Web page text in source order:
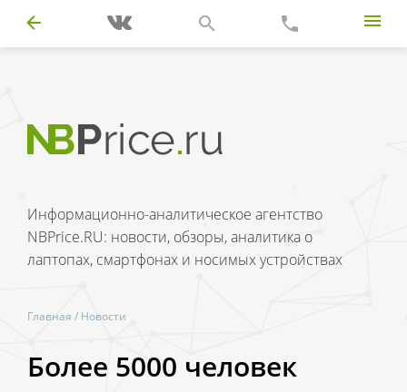
Информационно-аналитическое агентство
NBPrice.RU: новости, обзоры, аналитика о
лаптопах, смартфонах и носимых устройствах
Главная / Новости
Более 5000 человек